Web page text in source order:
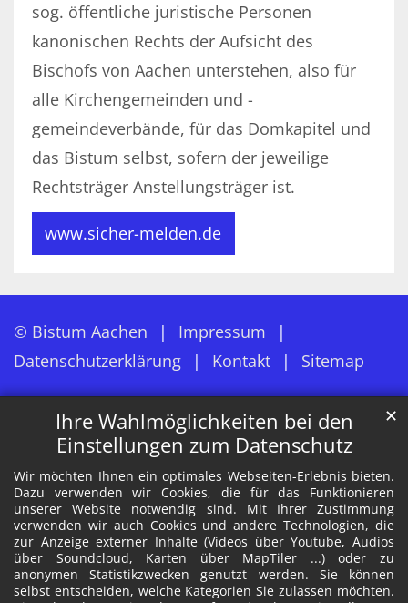
Ihre Wahlmöglichkeiten bei den
Einstellungen zum Datenschutz
Wir möchten Ihnen ein optimales Webseiten-Erlebnis bieten.
Dazu verwenden wir Cookies, die für das Funktionieren
unserer Website notwendig sind. Mit Ihrer Zustimmung
verwenden wir auch Cookies und andere Technologien, die
zur Anzeige externer Inhalte (Videos über Youtube, Audios
über Soundcloud, Karten über MapTiler ...) oder zu
anonymen Statistikzwecken genutzt werden. Sie können
selbst entscheiden, welche Kategorien Sie zulassen möchten.
✕
sog. öffentliche juristische Personen
kanonischen Rechts der Aufsicht des
Bischofs von Aachen unterstehen, also für
alle Kirchengemeinden und -
gemeindeverbände, für das Domkapitel und
das Bistum selbst, sofern der jeweilige
Rechtsträger Anstellungsträger ist.
www.sicher-melden.de
© Bistum Aachen
Impressum
Datenschutzerklärung
Kontakt Sitemap